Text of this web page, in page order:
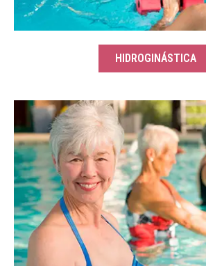
HIDROGINÁSTICA